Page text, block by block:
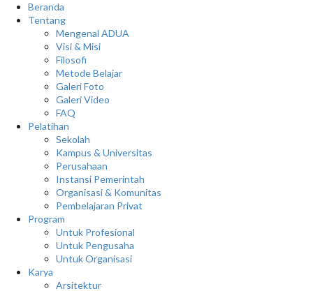
Beranda
Tentang
Mengenal ADUA
Visi & Misi
Filosofi
Metode Belajar
Galeri Foto
Galeri Video
FAQ
Pelatihan
Sekolah
Kampus & Universitas
Perusahaan
Instansi Pemerintah
Organisasi & Komunitas
Pembelajaran Privat
Program
Untuk Profesional
Untuk Pengusaha
Untuk Organisasi
Karya
Arsitektur